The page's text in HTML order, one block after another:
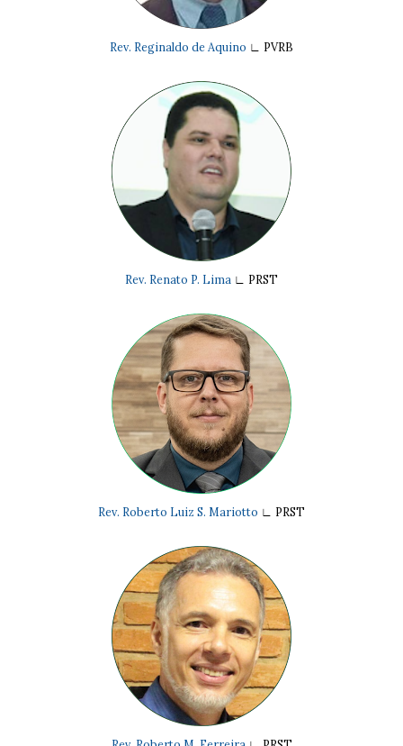
Rev. Reginaldo de Aquino ∟ PVRB
Rev. Renato P. Lima ∟ PRST
Rev. Roberto Luiz S. Mariotto ∟ PRST